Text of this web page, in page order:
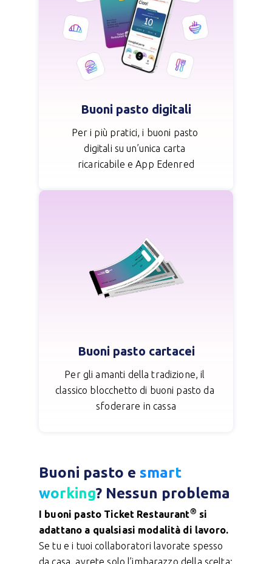
Buoni pasto digitali
Per i più pratici, i buoni pasto
digitali su un’unica carta
ricaricabile e App Edenred
Buoni pasto cartacei
Per gli amanti della tradizione, il
classico blocchetto di buoni pasto da
sfoderare in cassa
Buoni pasto e smart
working? Nessun problema
I buoni pasto Ticket Restaurant® si
adattano a qualsiasi modalità di lavoro.
Se tu e i tuoi collaboratori lavorate spesso
da casa, avrete solo l’imbarazzo della scelta: